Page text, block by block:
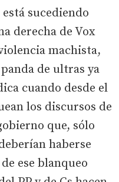
sucediendo
derecha de Vox
machista,
de ultras ya
cuando desde el
los discursos de
que, sólo
haberse
ese blanqueo